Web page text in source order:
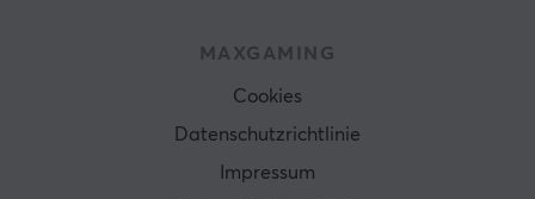
MAXGAMING
Cookies
Datenschutzrichtlinie
Impressum